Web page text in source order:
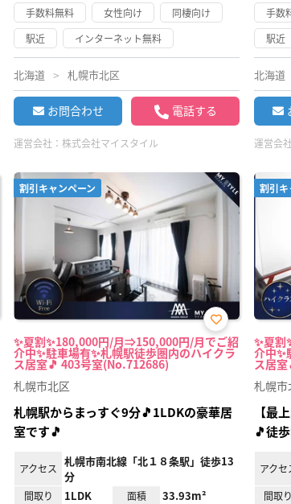
手数料無料 女性向け
同棲向け
駅近
インターネット無料
北海道 札幌市北区
お問合わせ 電話する
運営会社：株式会社マイスタイル
手数
駅近
北海道
運営会
割引キャンペーン
✨夏割✨180,000円/月⇒150,000円/月でご紹
介中✨駐車場有✨札幌駅徒歩圏内のハイクラ
ス居室🎵 403号室(No.712686)
お気
に入
り登
札幌市北区
札幌駅からまっすぐ9分🎵1LDKの豪華居
室です🎵
アクセス
札幌市南北線「北１８条駅」徒歩13
分
間取り 1LDK 面積 33.93m²
割引キ
✨夏
介中✨
ス居
札幌市
【最
🎵徒
アクセ
間取り